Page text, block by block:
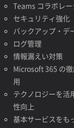
Teams コラボレ
セキュリティ強化
バックアップ・デ
ログ管理
情報漏えい対策
Microsoft 365 の
用
テクノロジーを活
性向上
基本サービスをも